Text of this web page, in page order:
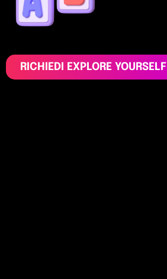
RICHIEDI EXPLORE YOURSELF